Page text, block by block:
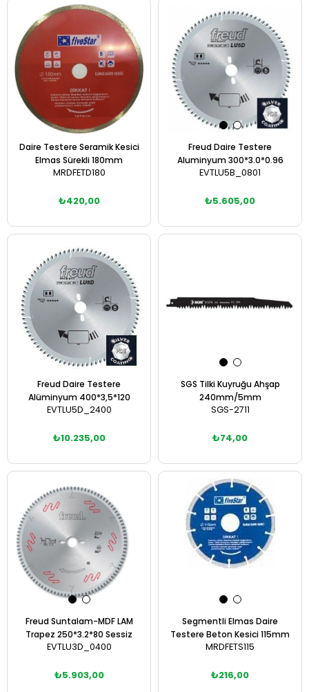
Sepete Ekle Sepete Ekle
Daire Testere Seramik Kesici
Elmas Sürekli 180mm
MRDFETD180
₺420,00
Sepete Ekle
Freud Daire Testere
Aluminyum 300*3.0*0.96
EVTLU5B_0801
₺5.605,00
Freud Daire Testere
Alüminyum 400*3,5*120
EVTLU5D_2400
₺10.235,00
Sepete Ekle
SGS Tilki Kuyruğu Ahşap
240mm/5mm
SGS-2711
₺74,00
Sepete Ekle
Freud Suntalam-MDF LAM
Trapez 250*3.2*80 Sessiz
EVTLU3D_0400
₺5.903,00
Segmentli Elmas Daire
Testere Beton Kesici 115mm
MRDFETS115
₺216,00